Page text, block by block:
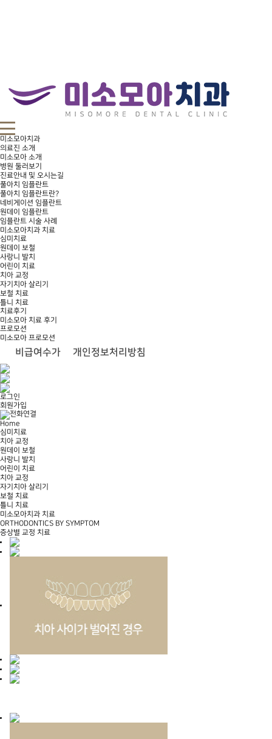
미소모아치과
의료진 소개
미소모아 소개
병원 둘러보기
진료안내 및 오시는길
풀아치 임플란트
풀아치 임플란트란?
네비게이션 임플란트
원데이 임플란트
임플란트 시술 사례
미소모아치과 치료
심미치료
원데이 보철
사랑니 발치
어린이 치료
치아 교정
자기치아 살리기
보철 치료
틀니 치료
치료후기
미소모아 치료 후기
프로모션
미소모아 프로모션
비급여수가 개인정보처리방침
로그인
회원가입
Home
심미치료
치아 교정
원데이 보철
사랑니 발치
어린이 치료
치아 교정
자기치아 살리기
보철 치료
틀니 치료
미소모아치과 치료
ORTHODONTICS BY SYMPTOM
증상별 교정 치료